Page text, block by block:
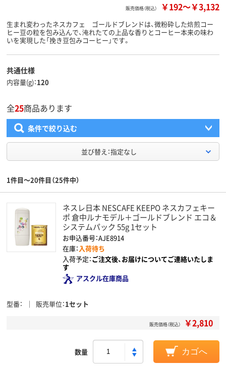
販売価格（税込） ￥192～￥3,132
生まれ変わったネスカフェ ゴールドブレンドは、微粉砕した焙煎コー
ヒー豆の粒を包み込んで、淹れたての上品な香りとコーヒー本来の味わ
いを実現した「挽き豆包みコーヒー」です。
共通仕様
内容量(g) 120
全25商品あります
条件で絞り込む
並び替え：指定なし
1件目～20件目（25件中）
ネスレ日本 NESCAFE KEEPO ネスカフェキー
ポ 倉中ルナモデル＋ゴールドブレンド エコ＆
システムパック 55g 1セット
お申込番号：AJE8914
在庫：入荷待ち
入荷予定：ご注文後、お届けについてご連絡いたしま
す
アスクル在庫商品
型番 販売単位 1セット
販売価格（税込） ￥2,810
数量 カゴへ